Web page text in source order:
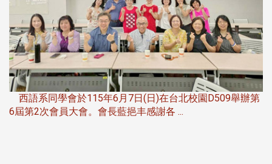
西語系同學會於115年6月7日(日)在台北校園D509舉辦第
6屆第2次會員大會。會長藍挹丰感謝各 ...